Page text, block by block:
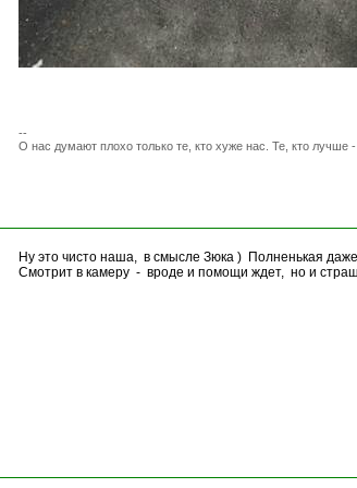
--
О нас думают плохо только те, кто хуже нас. Те, кто
Ну это чисто наша, в смысле Зюка ) Полненькая
Смотрит в камеру - вроде и помощи ждет, но и